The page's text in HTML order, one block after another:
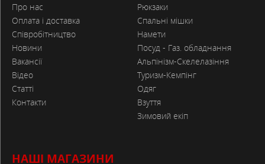
Про нас
Оплата і доставка
Співробітництво
Новини
Вакансії
Відео
Статті
Контакти
Рюкзаки
Спальні мішки
Намети
Посуд - Газ. обладнання
Альпінізм-Скелелазіння
Туризм-Кемпінг
Одяг
Взуття
Зимовий екіп
НАШІ МАГАЗИНИ